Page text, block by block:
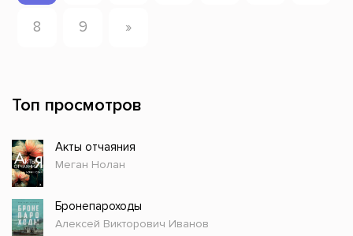
8 9 »
Топ просмотров
Акты отчаяния
Меган Нолан
Бронепароходы
Алексей Викторович Иванов